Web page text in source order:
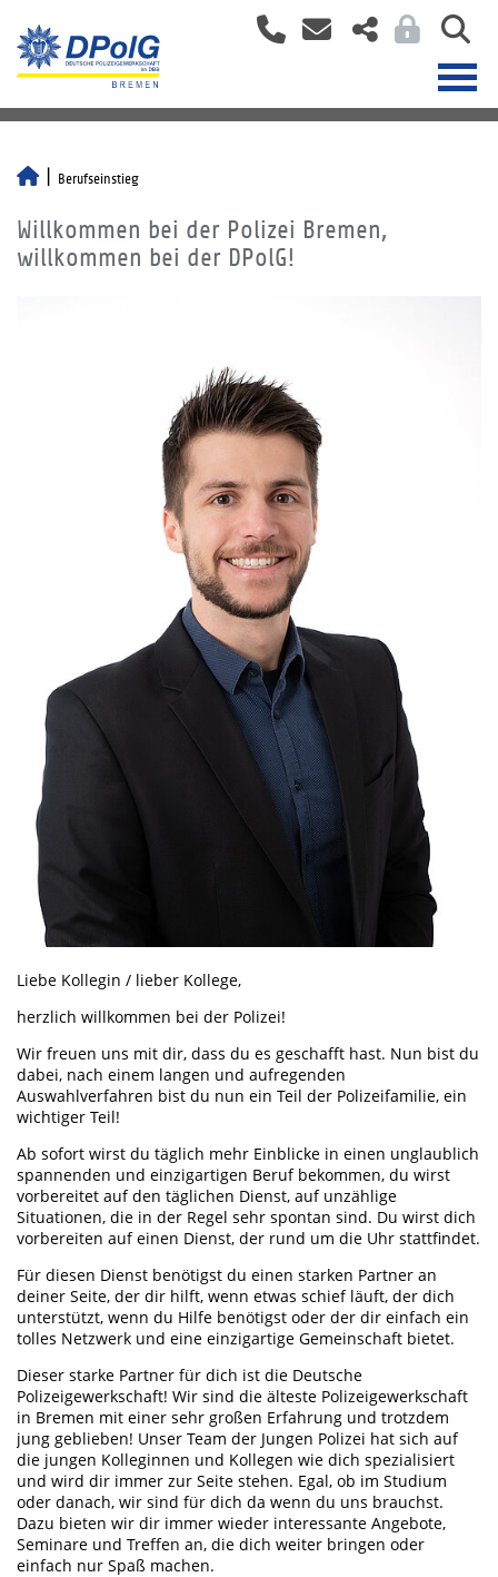
Berufseinstieg
Willkommen bei der Polizei Bremen,
willkommen bei der DPolG!
Liebe Kollegin / lieber Kollege,
herzlich willkommen bei der Polizei!
Wir freuen uns mit dir, dass du es geschafft hast. Nun bist du
dabei, nach einem langen und aufregenden
Auswahlverfahren bist du nun ein Teil der Polizeifamilie, ein
wichtiger Teil!
Ab sofort wirst du täglich mehr Einblicke in einen unglaublich
spannenden und einzigartigen Beruf bekommen, du wirst
vorbereitet auf den täglichen Dienst, auf unzählige
Situationen, die in der Regel sehr spontan sind. Du wirst dich
vorbereiten auf einen Dienst, der rund um die Uhr stattfindet.
Für diesen Dienst benötigst du einen starken Partner an
deiner Seite, der dir hilft, wenn etwas schief läuft, der dich
unterstützt, wenn du Hilfe benötigst oder der dir einfach ein
tolles Netzwerk und eine einzigartige Gemeinschaft bietet.
Dieser starke Partner für dich ist die Deutsche
Polizeigewerkschaft! Wir sind die älteste Polizeigewerkschaft
in Bremen mit einer sehr großen Erfahrung und trotzdem
jung geblieben! Unser Team der Jungen Polizei hat sich auf
die jungen Kolleginnen und Kollegen wie dich spezialisiert
und wird dir immer zur Seite stehen. Egal, ob im Studium
oder danach, wir sind für dich da wenn du uns brauchst.
Dazu bieten wir dir immer wieder interessante Angebote,
Seminare und Treffen an, die dich weiter bringen oder
einfach nur Spaß machen.